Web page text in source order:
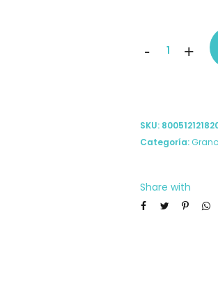
-
gr
+
SKU:
Categoría:
Share with